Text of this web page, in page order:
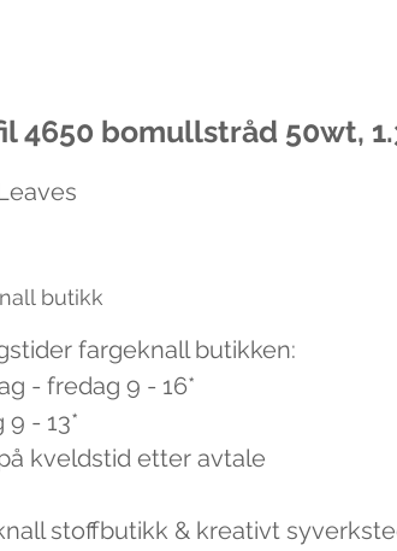
4650 bomullstråd 50wt,
butikk
fargeknall butikken:
- fredag 9 - 16*
9 - 13*
kveldstid etter avtale
stoffbutikk & kreativt